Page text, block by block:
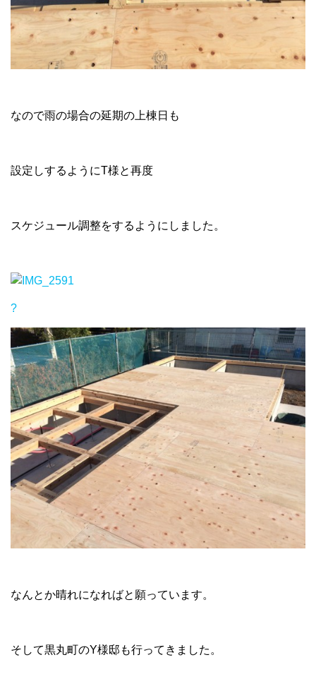
なので雨の場合の延期の上棟日も
設定しするようにT様と再度
スケジュール調整をするようにしました。
?
なんとか晴れになればと願っています。
そして黒丸町のY様邸も行ってきました。